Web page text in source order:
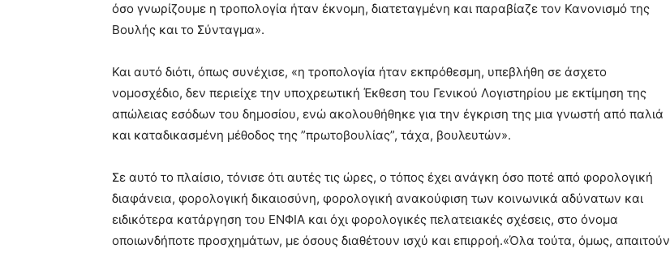
όσο γνωρίζουμε η τροπολογία ήταν έκνομη, διατεταγμένη και παραβίαζε τον Κανονισμό της
Βουλής και το Σύνταγμα».
Και αυτό διότι, όπως συνέχισε, «η τροπολογία ήταν εκπρόθεσμη, υπεβλήθη σε άσχετο
νομοσχέδιο, δεν περιείχε την υποχρεωτική Έκθεση του Γενικού Λογιστηρίου με εκτίμηση της
απώλειας εσόδων του δημοσίου, ενώ ακολουθήθηκε για την έγκριση της μια γνωστή από παλιά
και καταδικασμένη μέθοδος της ”πρωτοβουλίας”, τάχα, βουλευτών».
Σε αυτό το πλαίσιο, τόνισε ότι αυτές τις ώρες, ο τόπος έχει ανάγκη όσο ποτέ από φορολογική
διαφάνεια, φορολογική δικαιοσύνη, φορολογική ανακούφιση των κοινωνικά αδύνατων και
ειδικότερα κατάργηση του ΕΝΦΙΑ και όχι φορολογικές πελατειακές σχέσεις, στο όνομα
οποιωνδήποτε προσχημάτων, με όσους διαθέτουν ισχύ και επιρροή.«Όλα τούτα, όμως, απαιτούν